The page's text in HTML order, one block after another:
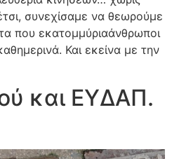
συνεχίσαμε να θεωρούμε
που εκατομμύριαάνθρωποι
Και εκείνα με την
και ΕΥΔΑΠ.